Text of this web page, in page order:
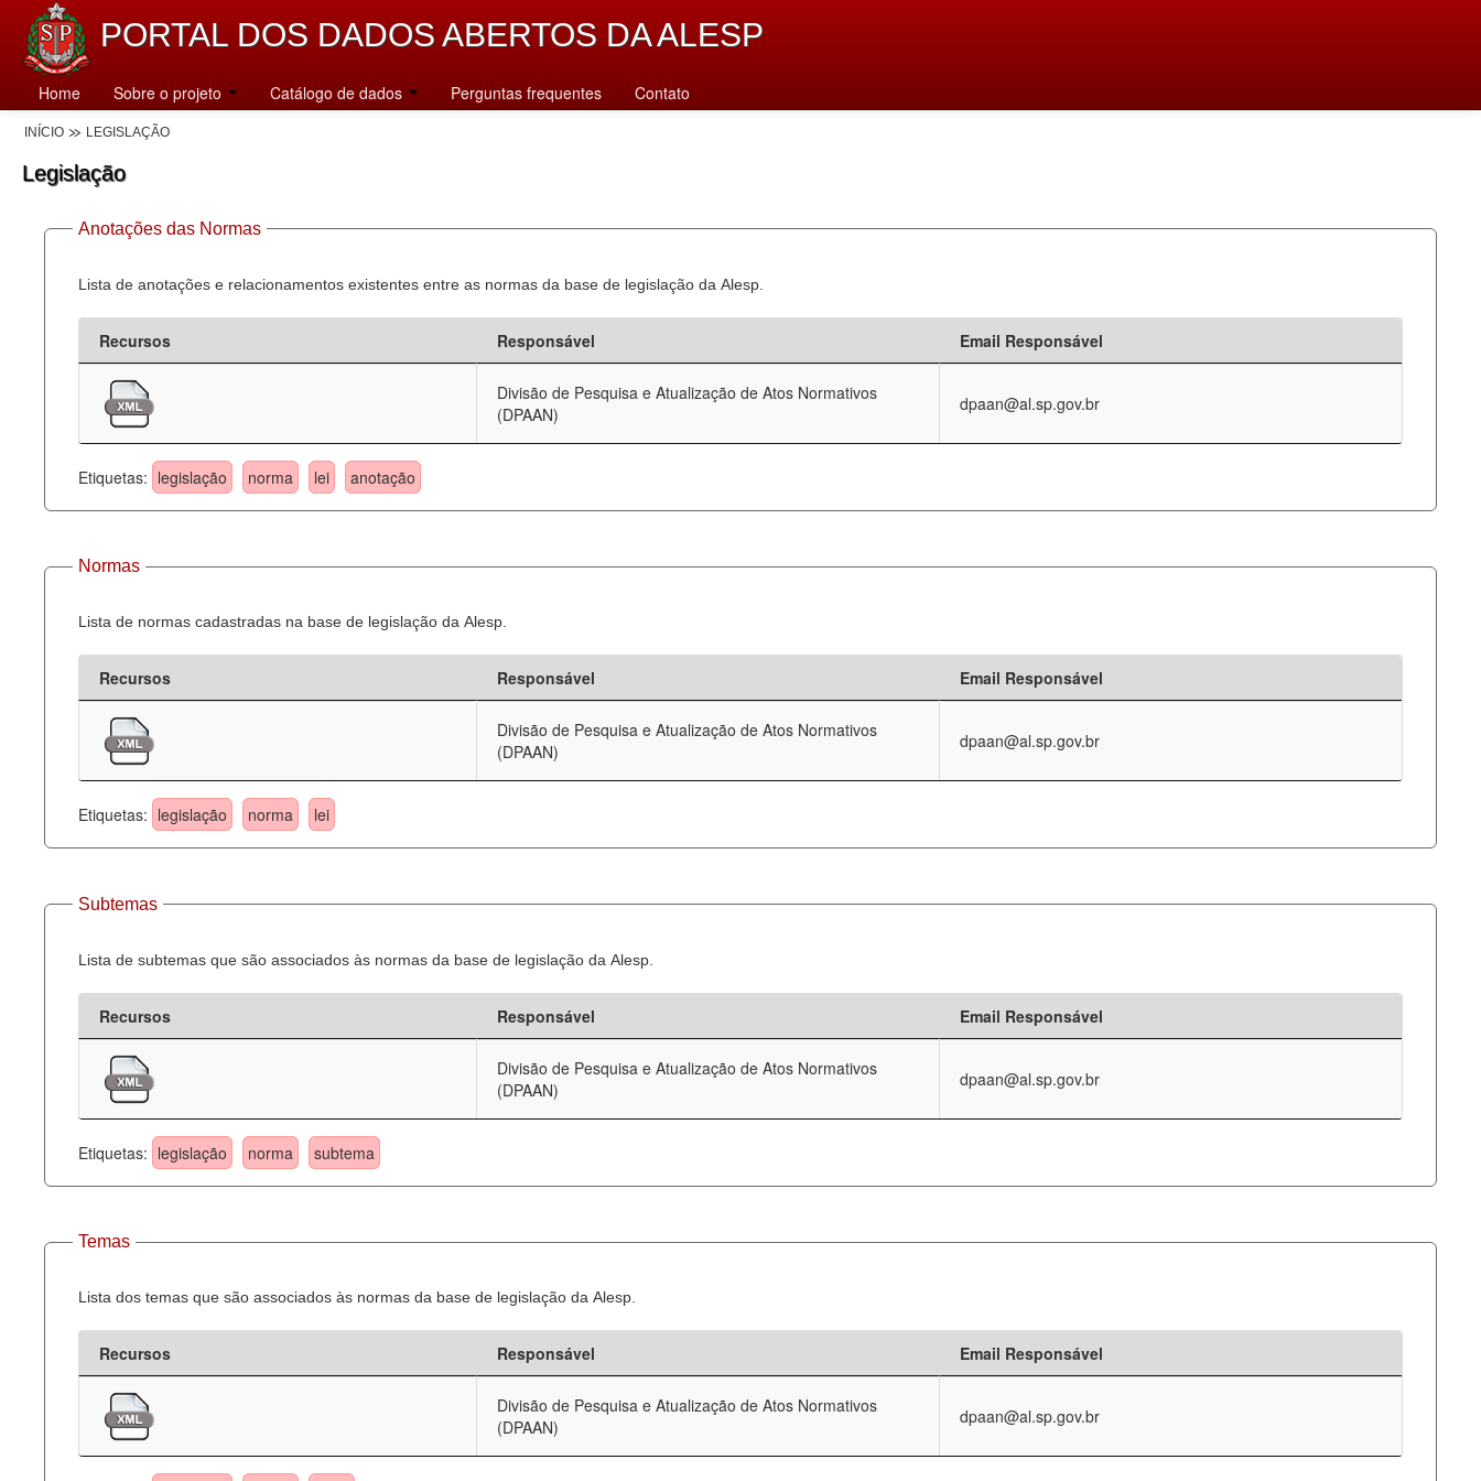
PORTAL DOS DADOS ABERTOS DA ALESP
Home Sobre o projeto Catálogo de dados Perguntas frequentes Contato
INÍCIO LEGISLAÇÃO
Legislação
Anotações das Normas
Lista de anotações e relacionamentos existentes entre as normas da base de legislação da Alesp.
Recursos Responsável Email Responsável
Divisão de Pesquisa e Atualização de Atos Normativos
(DPAAN)
dpaan@al.sp.gov.br
Etiquetas: legislação norma lei anotação
Normas
Lista de normas cadastradas na base de legislação da Alesp.
Recursos Responsável Email Responsável
Divisão de Pesquisa e Atualização de Atos Normativos
(DPAAN)
dpaan@al.sp.gov.br
Etiquetas: legislação norma lei
Subtemas
Lista de subtemas que são associados às normas da base de legislação da Alesp.
Recursos Responsável Email Responsável
Divisão de Pesquisa e Atualização de Atos Normativos
(DPAAN)
dpaan@al.sp.gov.br
Etiquetas: legislação norma subtema
Temas
Lista dos temas que são associados às normas da base de legislação da Alesp.
Recursos Responsável Email Responsável
Divisão de Pesquisa e Atualização de Atos Normativos
(DPAAN)
dpaan@al.sp.gov.br